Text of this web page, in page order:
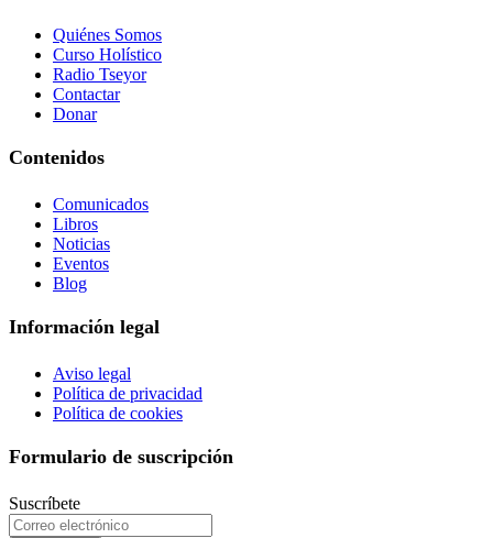
Quiénes Somos
Curso Holístico
Radio Tseyor
Contactar
Donar
Contenidos
Comunicados
Libros
Noticias
Eventos
Blog
Información legal
Aviso legal
Política de privacidad
Política de cookies
Formulario de suscripción
Suscríbete